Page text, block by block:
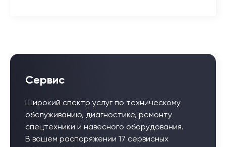
Сервис
Широкий спектр услуг по техническому
обслуживанию, диагностике, ремонту
спецтехники и навесного оборудования.
В вашем распоряжении 17 сервисных